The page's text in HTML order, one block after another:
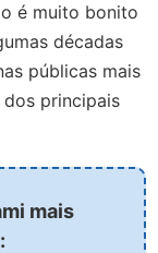
é muito bonito
décadas
públicas mais
dos principais
mais